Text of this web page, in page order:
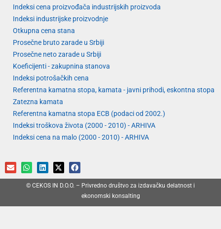
Indeksi cena proizvođača industrijskih proizvoda
Indeksi industrijske proizvodnje
Otkupna cena stana
Prosečne bruto zarade u Srbiji
Prosečne neto zarade u Srbiji
Koeficijenti - zakupnina stanova
Indeksi potrošačkih cena
Referentna kamatna stopa, kamata - javni prihodi, eskontna stopa
Zatezna kamata
Referentna kamatna stopa ECB (podaci od 2002.)
Indeksi troškova života (2000 - 2010) - ARHIVA
Indeksi cena na malo (2000 - 2010) - ARHIVA
© CEKOS IN D.O.O. – Privredno društvo za izdavačku delatnost i
ekonomski konsalting